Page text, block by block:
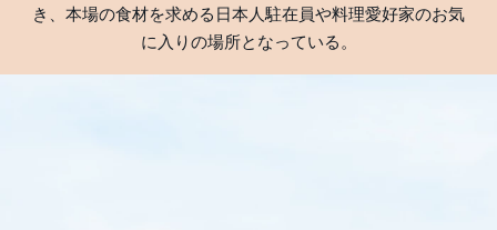
き、本場の食材を求める日本人駐在員や料理愛好家のお気
に入りの場所となっている。